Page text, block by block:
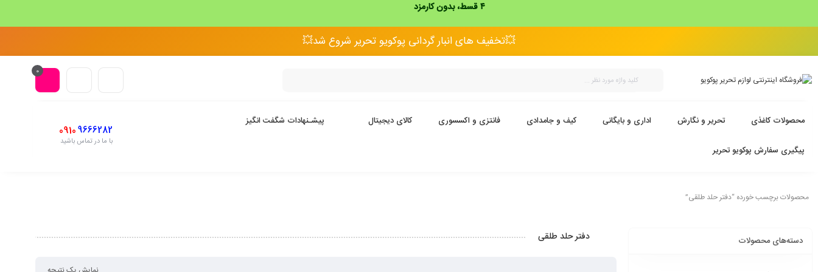
۴ قسط، بدون کارمزد
💥تخفیف های انبار گردانی پوکویو تحریر شروع شد💥
0
محصولات کاغذی تحریر و نگارش اداری و بایگانی کیف و جامدادی فانتزی و اکسسوری کالای دیجیتال پیشـنهادات شگفت انگیز
پیگیری سفارش پوکویو تحریر
9666282
0910
با ما در تماس باشید
محصولات برچسب خورده “دفتر حلد طلقی”
دسته‌های محصولات دفتر حلد طلقی